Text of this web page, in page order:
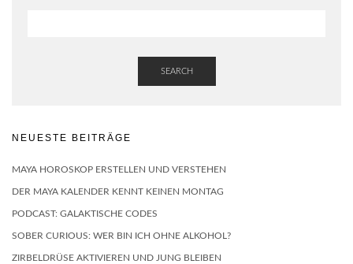
SEARCH
NEUESTE BEITRÄGE
MAYA HOROSKOP ERSTELLEN UND VERSTEHEN
DER MAYA KALENDER KENNT KEINEN MONTAG
PODCAST: GALAKTISCHE CODES
SOBER CURIOUS: WER BIN ICH OHNE ALKOHOL?
ZIRBELDRÜSE AKTIVIEREN UND JUNG BLEIBEN